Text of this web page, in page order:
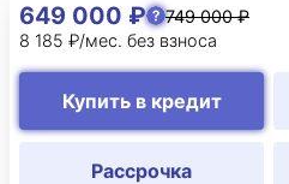
649 000 ₽
749 000 ₽
8 185 ₽/мес. без взноса
Купить в кредит
Рассрочка